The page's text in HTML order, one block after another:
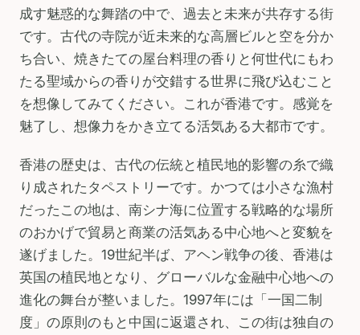
成す魅惑的な舞踏の中で、過去と未来が共存する街
です。古代の寺院が近未来的な高層ビルと空を分か
ち合い、焼きたての屋台料理の香りと何世代にもわ
たる聖域からの香りが交錯する世界に飛び込むこと
を想像してみてください。これが香港です。感覚を
魅了し、想像力をかき立てる活気ある大都市です。
香港の歴史は、古代の伝統と植民地的影響の糸で織
り成されたタペストリーです。かつては小さな漁村
だったこの地は、南シナ海に位置する戦略的な場所
のおかげで貿易と商業の活気ある中心地へと変貌を
遂げました。19世紀半ば、アヘン戦争の後、香港は
英国の植民地となり、グローバルな金融中心地への
進化の舞台が整いました。1997年には「一国二制
度」の原則のもと中国に返還され、この街は独自の